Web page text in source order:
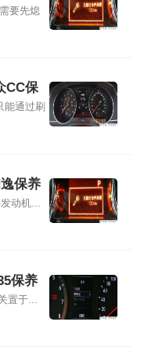
要先熄
CC保
能通过刷
保养
动机...
保养
置于...